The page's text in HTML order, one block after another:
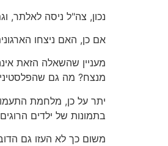
נכון, צה"ל ניסה לאלתר,
אם כן, האם ניצחו
מעניין שהשאלה הזאת
מנצח? מה גם
יתר על כן, מלחמת
בתמונות של ילדים
משום כך לא העזו גם